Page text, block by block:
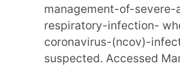
management-of-severe-
respiratory-infection-
coronavirus-(ncov)-
suspected. Accessed